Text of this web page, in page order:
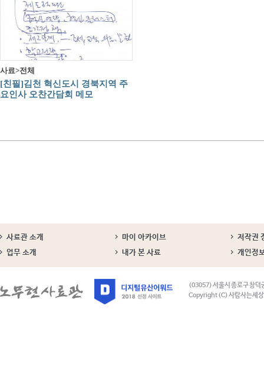
사료>전체
[친필]김천 혁신도시 경북지역 주
요인사 오찬간담회 메모
사료관 소개 마이 아카이브
저작권
업무 소개
내가 본 사료 개인정
(03057) 서울시 종로구 창덕
Copyright (C) 사람사는세